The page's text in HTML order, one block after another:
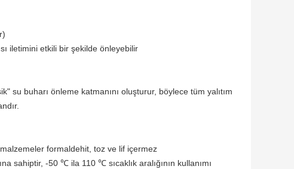
iletimini etkili bir şekilde önleyebilir
su buharı önleme katmanını oluşturur, böylece tüm yalıtım
formaldehit, toz ve lif içermez
sahiptir, -50 ℃ ila 110 ℃ sıcaklık aralığının kullanımı